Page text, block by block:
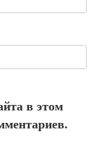
в этом